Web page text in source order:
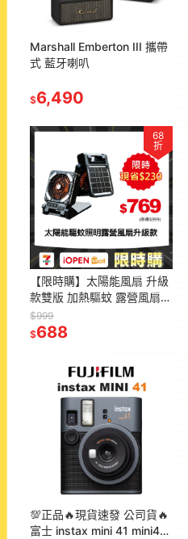
Marshall Emberton III 攜帶
式 藍牙喇叭
$6,490
68
折
【限時購】太陽能風扇 升級
款雙版 加熱驅蚊 露營風扇
太陽能 風扇 風扇燈 春夏爆
款
$999
$688
💯正品🔥現貨速發 公司貨🔥
富士 instax mini 41 mini41